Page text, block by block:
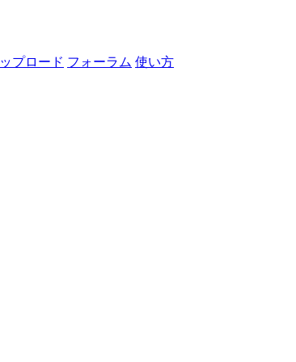
プロード フォーラム 使い方